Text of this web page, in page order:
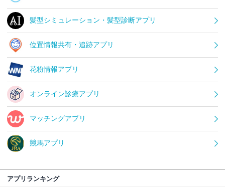
髪型シミュレーション・髪型診断アプリ
位置情報共有・追跡アプリ
花粉情報アプリ
オンライン診療アプリ
マッチングアプリ
競馬アプリ
アプリランキング